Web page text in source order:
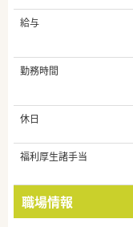
給与
勤務時間
休日
福利厚生諸手当
職場情報